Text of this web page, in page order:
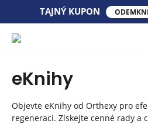
TAJNÝ KUPON​​
eKnihy
Objevte eKnihy od Orthexy pro
regeneraci. Získejte cenné rady a